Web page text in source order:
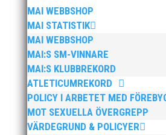
MAI WEBBSHOP
MAI STATISTIK
MAI WEBBSHOP
MAI:S SM-VINNARE
MAI:S KLUBBREKORD
ATLETICUMREKORD
POLICY I ARBETET MED
MOT SEXUELLA ÖVERGREPP
VÄRDEGRUND & POLICYER
Nu är hösten här och för oss
saker beroende på var man
organisationen. Här kommer en
från mig som ordförande i vår
jag uppfattar läget i våra olika
BroloppetAtt...